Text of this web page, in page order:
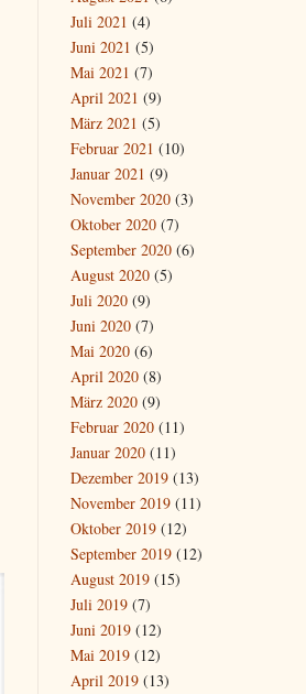
Juli 2021 (4)
Juni 2021 (5)
Mai 2021 (7)
April 2021 (9)
März 2021 (5)
Februar 2021 (10)
Januar 2021 (9)
November 2020 (3)
Oktober 2020 (7)
September 2020 (6)
August 2020 (5)
Juli 2020 (9)
Juni 2020 (7)
Mai 2020 (6)
April 2020 (8)
März 2020 (9)
Februar 2020 (11)
Januar 2020 (11)
Dezember 2019 (13)
November 2019 (11)
Oktober 2019 (12)
September 2019 (12)
August 2019 (15)
Juli 2019 (7)
Juni 2019 (12)
Mai 2019 (12)
April 2019 (13)